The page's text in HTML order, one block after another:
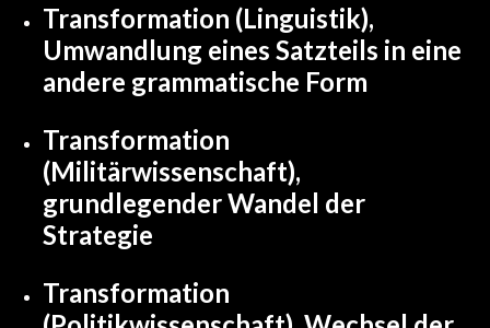
Transformation (Linguistik),
Umwandlung eines Satzteils in eine
andere grammatische Form
Transformation
(Militärwissenschaft),
grundlegender Wandel der
Strategie
Transformation